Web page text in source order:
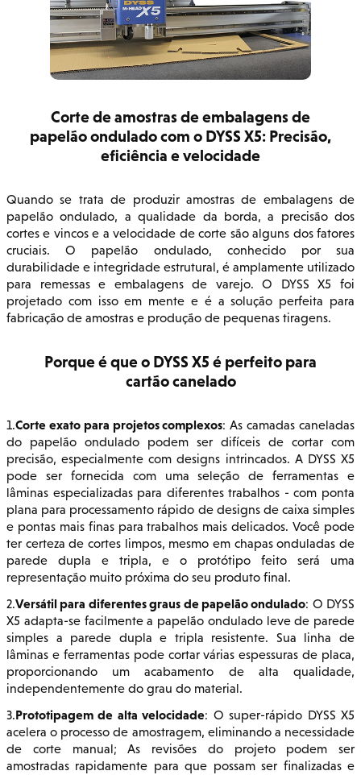
Corte de amostras de embalagens de
papelão ondulado com o DYSS X5: Precisão,
eficiência e velocidade
Quando se trata de produzir amostras de embalagens de
papelão ondulado, a qualidade da borda, a precisão dos
cortes e vincos e a velocidade de corte são alguns dos fatores
cruciais. O papelão ondulado, conhecido por sua
durabilidade e integridade estrutural, é amplamente utilizado
para remessas e embalagens de varejo. O DYSS X5 foi
projetado com isso em mente e é a solução perfeita para
fabricação de amostras e produção de pequenas tiragens.
Porque é que o DYSS X5 é perfeito para
cartão canelado
1.Corte exato para projetos complexos: As camadas caneladas
do papelão ondulado podem ser difíceis de cortar com
precisão, especialmente com designs intrincados. A DYSS X5
pode ser fornecida com uma seleção de ferramentas e
lâminas especializadas para diferentes trabalhos - com ponta
plana para processamento rápido de designs de caixa simples
e pontas mais finas para trabalhos mais delicados. Você pode
ter certeza de cortes limpos, mesmo em chapas onduladas de
parede dupla e tripla, e o protótipo feito será uma
representação muito próxima do seu produto final.
2.Versátil para diferentes graus de papelão ondulado: O DYSS
X5 adapta-se facilmente a papelão ondulado leve de parede
simples a parede dupla e tripla resistente. Sua linha de
lâminas e ferramentas pode cortar várias espessuras de placa,
proporcionando um acabamento de alta qualidade,
independentemente do grau do material.
3.Prototipagem de alta velocidade: O super-rápido DYSS X5
acelera o processo de amostragem, eliminando a necessidade
de corte manual; As revisões do projeto podem ser
amostradas rapidamente para que possam ser finalizadas e